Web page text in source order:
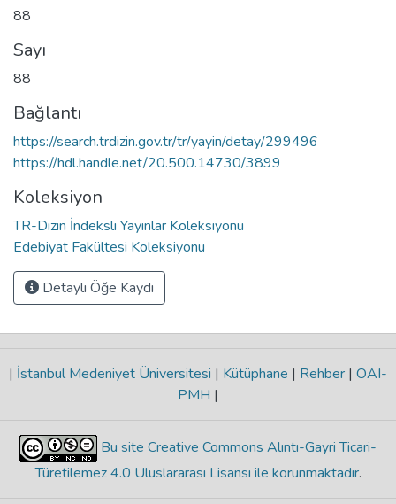
88
Sayı
88
Bağlantı
https://search.trdizin.gov.tr/tr/yayin/detay/299496
https://hdl.handle.net/20.500.14730/3899
Koleksiyon
TR-Dizin İndeksli Yayınlar Koleksiyonu
Edebiyat Fakültesi Koleksiyonu
Detaylı Öğe Kaydı
| İstanbul Medeniyet Üniversitesi | Kütüphane | Rehber | OAI-
PMH |
Bu site Creative Commons Alıntı-Gayri Ticari-
Türetilemez 4.0 Uluslararası Lisansı ile korunmaktadır.